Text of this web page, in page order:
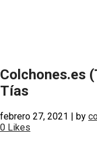
Colchones.es
Tías
febrero 27, 2021 | by
0 Likes